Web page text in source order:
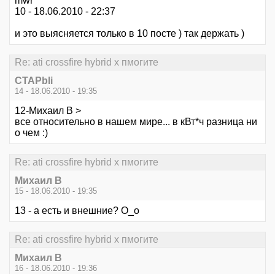
10 - 18.06.2010 - 22:37
и это выясняется только в 10 посте ) так держать )
Re: ati crossfire hybrid x пмогите
CTAPbIi
14 - 18.06.2010 - 19:35
12-Михаил В >
все относительно в нашем мире... в кВт*ч разница ни
о чем :)
Re: ati crossfire hybrid x пмогите
Михаил В
15 - 18.06.2010 - 19:35
13 - а есть и внешние? О_о
Re: ati crossfire hybrid x пмогите
Михаил В
16 - 18.06.2010 - 19:36